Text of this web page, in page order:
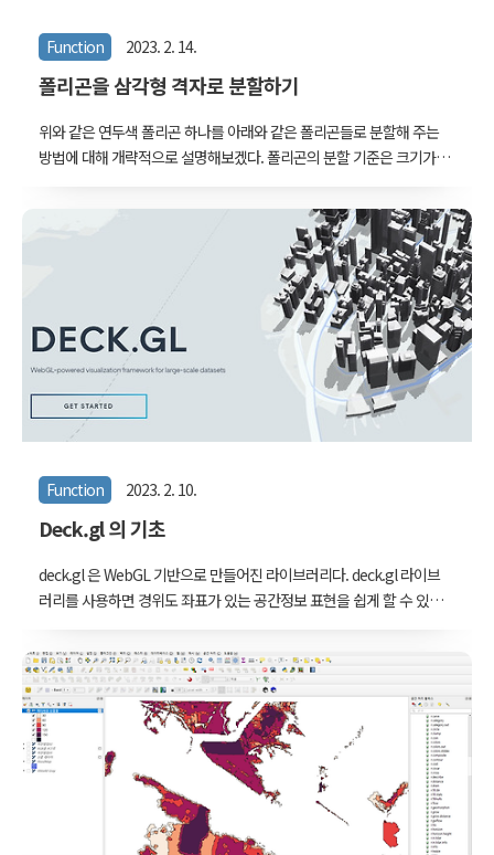
Function 2023. 2. 14.
폴리곤을 삼각형 격자로 분할하기
위와 같은 연두색 폴리곤 하나를 아래와 같은 폴리곤들로 분할해 주는
방법에 대해 개략적으로 설명해보겠다. 폴리곤의 분할 기준은 크기가
각형 하나가 폴리곤 안에 온전히 포함된다면 그대로 온전히 포함되고,
직각삼각형 하나가 폴리곤의 경계와 만난다면 만나는 부분들의 계산해
서 부정형의 도형을 만들어준다. 구멍(hole)이 있는 폴리곤도 문제없이
분할해준다. 단, 여러개의 독립된 도형으로 이루어지는 MultiPolygon
은 Polygon 단위로 나누어 함수에 넣어야 한다. 이러한 작업은 Qgis에
서 폴리곤과 삼각형 그리드를 미리 만들어놓고, intersect 기능을 이용
해서 만들어낼 수 있다. 다만, 그리드 분할에 최적화된 함수가 아니기
Function 2023. 2. 10.
Deck.gl 의 기초
deck.gl 은 WebGL 기반으로 만들어진 라이브러리다. deck.gl 라이브
러리를 사용하면 경위도 좌표가 있는 공간정보 표현을 쉽게 할 수 있
에서 화면 끊김 없이 돌려볼 수 있다. 물론 공간정보 표현만 가능한 것
은 아니다. d3.js를 이용해 위치를 정한 force 다이어그램의 좌표들을
넘겨주면 복잡한 네트워크도 빠르게 표현할 수 있다. 차트 표현에 최적
화된 라이브러리를 별도로 제공해주지는 않지만, 점선면 도형과 축선
을 직접 그린다고 생각하면 복잡한 산포도와 선형 그래프 등도 빠르게
그릴 수 있다. deck.gl에서 만들 수 있는 시각화의 유형이 궁금하다면
아래 페이지에서 '레이어'들을 하나씩 클릭해보면 된다. Deck.gl에서